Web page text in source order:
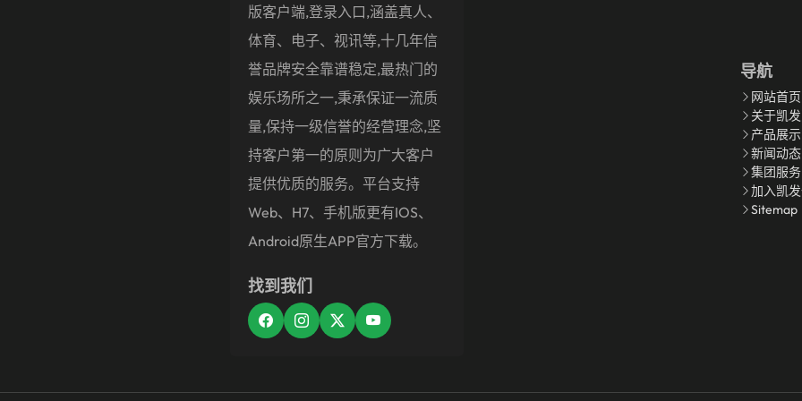
版客户端,登录入口,涵盖真人、
体育、电子、视讯等,十几年信
誉品牌安全靠谱稳定,最热门的
娱乐场所之一,秉承保证一流质
量,保持一级信誉的经营理念,坚
持客户第一的原则为广大客户
提供优质的服务。平台支持
Web、H7、手机版更有iOS、
Android原生APP官方下载。
找到我们
导航
网站首页
关于凯
产品展示
新闻动态
集团服务
加入凯
Sitemap